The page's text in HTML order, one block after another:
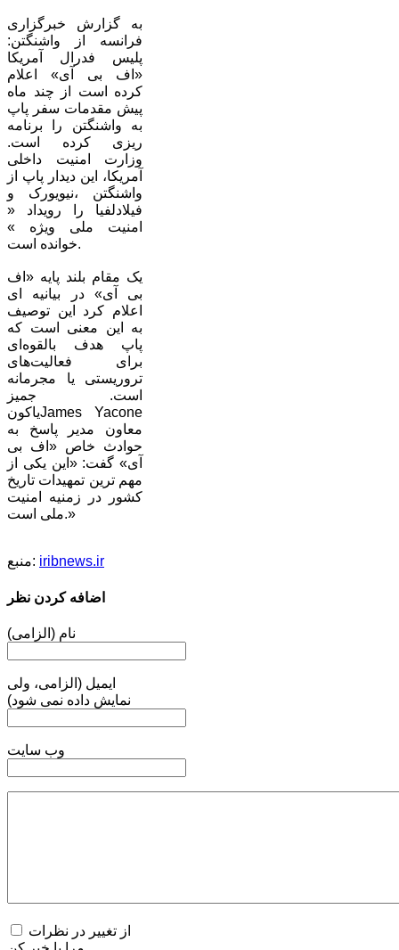
به گزارش خبرگزاری
فرانسه از واشنگتن:
پلیس فدرال آمریکا
«اف بی آی» اعلام
کرده است از چند ماه
پیش مقدمات سفر پاپ
به واشنگتن را برنامه
ریزی کرده است.
وزارت امنیت داخلی
آمریکا، این دیدار پاپ از
واشنگتن ،‌نیویورک و
فیلادلفیا را رویداد «
امنیت ملی ویژه »
خوانده است.
یک مقام بلند پایه «اف
بی آی» در بیانیه ای
اعلام کرد این توصیف
به این معنی است که
پاپ هدف بالقوه‌ای
برای فعالیت‌های
تروریستی یا مجرمانه
است. جمیز
یاکونJames Yacone
معاون مدیر پاسخ به
حوادث خاص «اف بی
آی» گفت: «این یکی از
مهم ترین تمهیدات تاریخ
کشور در زمنیه امنیت
ملی است.»
منبع: iribnews.ir
اضافه کردن نظر
نام (الزامی)
ایمیل (الزامی، ولی
نمایش داده نمی شود)
وب سایت
از تغییر در نظرات